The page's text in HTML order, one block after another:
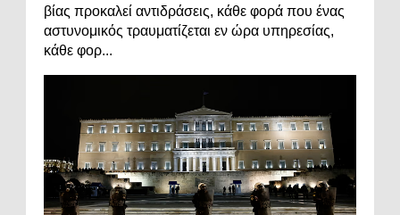
βίας προκαλεί αντιδράσεις, κάθε φορά που ένας
αστυνομικός τραυματίζεται εν ώρα υπηρεσίας,
κάθε φορ...